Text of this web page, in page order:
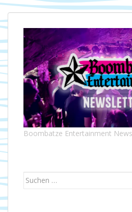
Boombatze Entertainment
Suchen